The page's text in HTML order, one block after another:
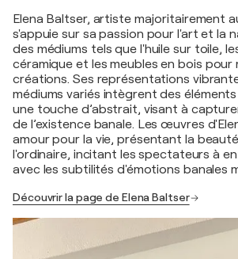
Elena Baltser, artiste majoritairement
s'appuie sur sa passion pour l'art et la
des médiums tels que l'huile sur toile,
céramique et les meubles en bois pour
créations. Ses représentations
médiums variés intègrent des
une touche d’abstrait, visant à
de l’existence banale. Les œuvres
amour pour la vie, présentant la
l'ordinaire, incitant les spectateurs à
avec les subtilités d'émotions banales
Découvrir la page de Elena Baltser